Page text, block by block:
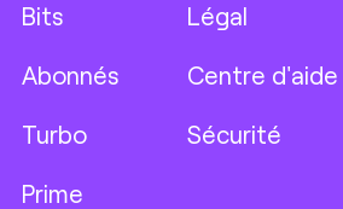
Bits
Abonnés
Turbo
Prime
Légal
Centre d'aide
Sécurité